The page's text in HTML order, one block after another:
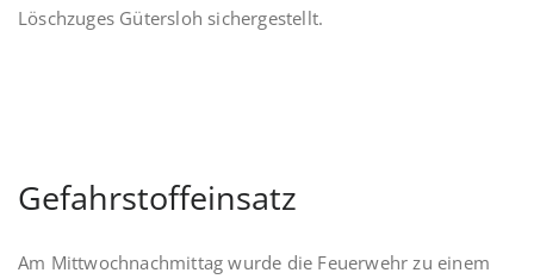
Löschzuges Gütersloh sichergestellt.
Gefahrstoffeinsatz
Am Mittwochnachmittag wurde die Feuerwehr zu einem